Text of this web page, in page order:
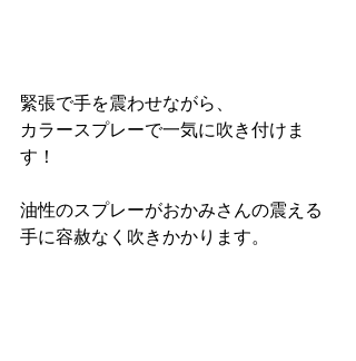
緊張で手を震わせながら、
カラースプレーで一気に吹き付けま
す！
油性のスプレーがおかみさんの震える
手に容赦なく吹きかかります。